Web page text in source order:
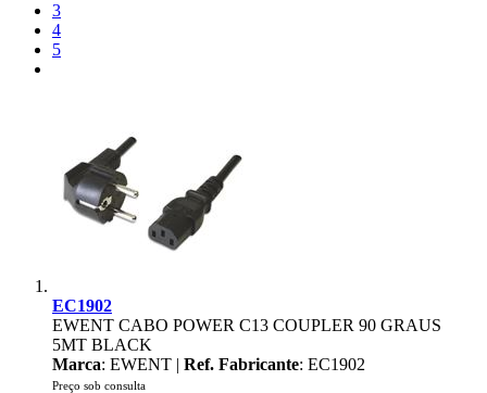
3
4
5
EC1902
EWENT CABO POWER C13 COUPLER 90 GRAUS
5MT BLACK
Marca: EWENT | Ref. Fabricante: EC1902
Preço sob consulta